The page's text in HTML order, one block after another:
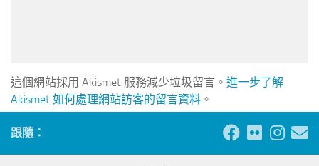
這個網站採用 Akismet 服務減少垃圾留言。 進一步了解
Akismet 如何處理網站訪客的留言資料 。
跟隨：